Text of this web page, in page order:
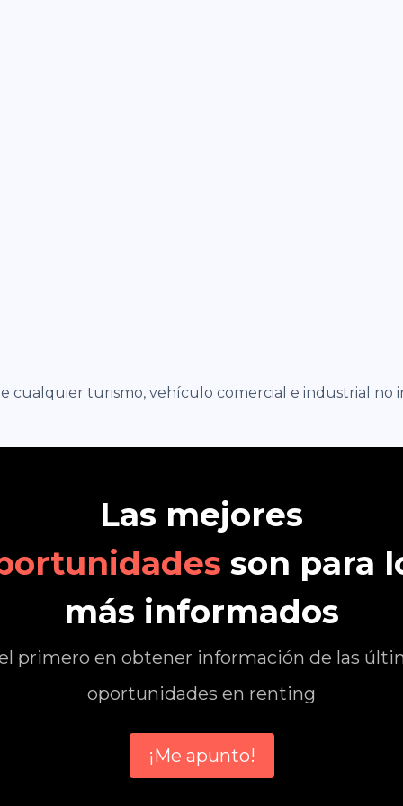
cualquier turismo, vehículo comercial e industrial no
Las mejores
son para
más informados
primero en obtener información de las
oportunidades en renting
¡Me apunto!